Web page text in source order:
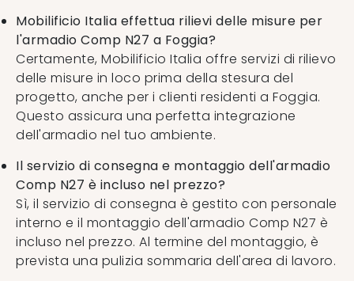
Mobilificio Italia effettua rilievi delle misure per
l'armadio Comp N27 a Foggia?
Certamente, Mobilificio Italia offre servizi di rilievo
delle misure in loco prima della stesura del
progetto, anche per i clienti residenti a Foggia.
Questo assicura una perfetta integrazione
dell'armadio nel tuo ambiente.
Il servizio di consegna e montaggio dell'armadio
Comp N27 è incluso nel prezzo?
Sì, il servizio di consegna è gestito con personale
interno e il montaggio dell'armadio Comp N27 è
incluso nel prezzo. Al termine del montaggio, è
prevista una pulizia sommaria dell'area di lavoro.